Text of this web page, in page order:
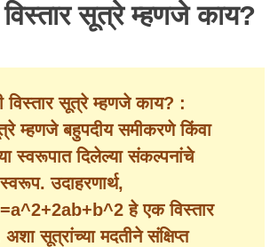
विस्तार सूत्रे म्हणजे काय?
विस्तार सूत्रे म्हणजे काय? :
म्हणजे बहुपदीय समीकरणे किंवा
स्वरूपात दिलेल्या संकल्पनांचे
उदाहरणार्थ,
हे एक विस्तार
सूत्रांच्या मदतीने संक्षिप्त